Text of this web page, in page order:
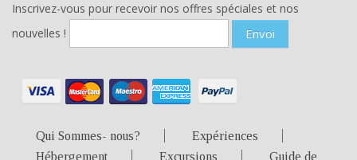
Inscrivez-vous pour recevoir nos offres spéciales et nos
nouvelles !
Envoi
Qui Sommes- nous?
Expériences
Hébergement
Excursions Guide de